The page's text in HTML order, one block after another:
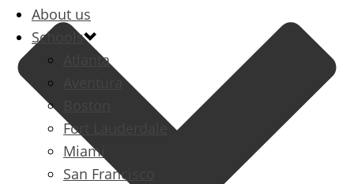
About us
Schools
Atlanta
Aventura
Fort Lauderdale
Miami
San Francisco